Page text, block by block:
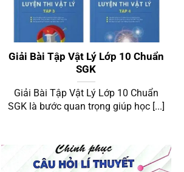
Giải Vật Lý 10
Giải Bài Tập Vật Lý Lớp 10 Chuẩn
SGK
Giải Bài Tập Vật Lý Lớp 10 Chuẩn
SGK là bước quan trọng giúp học [...]